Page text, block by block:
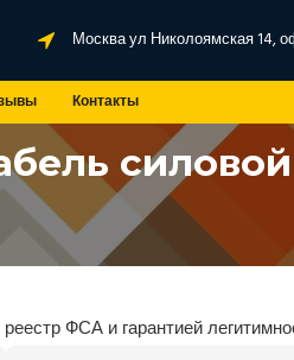
Москва ул Николоямская 14,
Контакты
ФСА и гарантией